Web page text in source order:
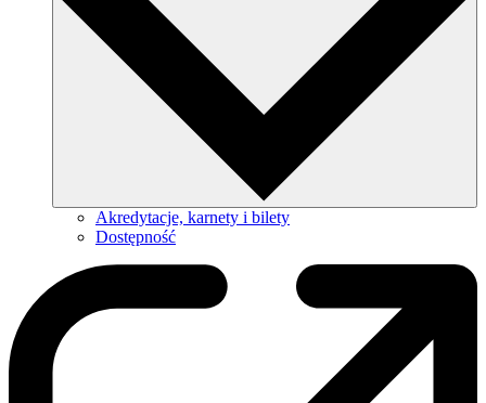
Akredytacje, karnety i bilety
Dostępność